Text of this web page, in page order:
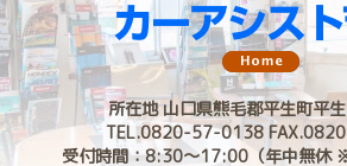
所在地 山口県熊毛郡平生町平
TEL.0820-57-0138
受付時間：8:30〜17:00（年中無休